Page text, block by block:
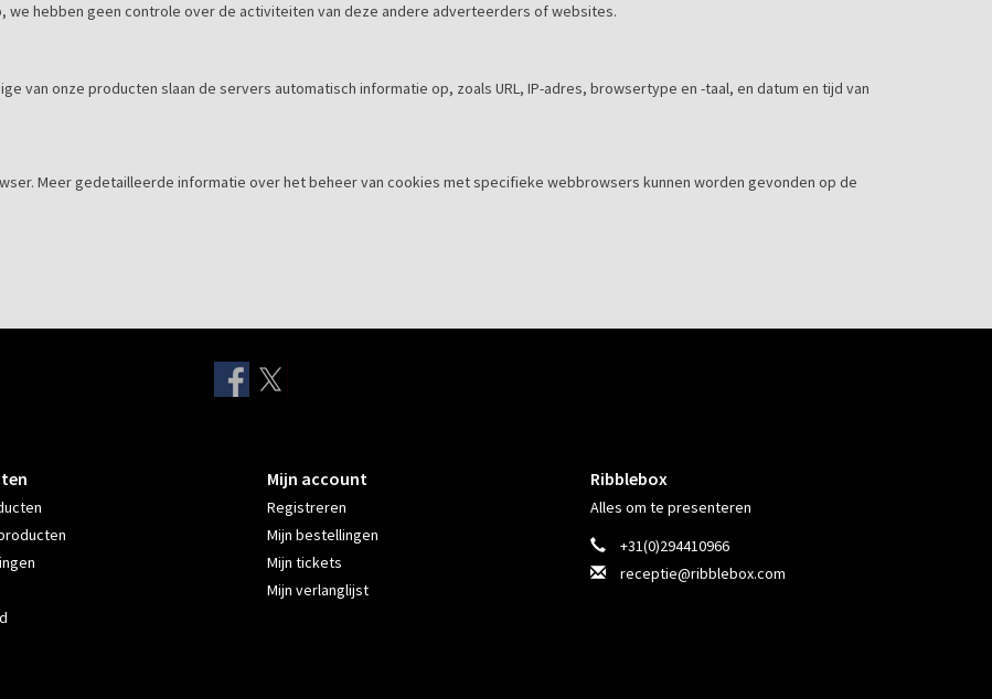
we hebben geen controle over de activiteiten van deze andere adverteerders of websites.
van onze producten slaan de servers automatisch informatie op, zoals URL, IP-adres, browsertype en -taal, en datum en tijd van
Meer gedetailleerde informatie over het beheer van cookies met specifieke webbrowsers kunnen worden gevonden op de
Mijn account
Registreren
Mijn bestellingen
Mijn tickets
Mijn verlanglijst
Ribblebox
Alles om te presenteren
+31(0)294410966
receptie@ribblebox.com